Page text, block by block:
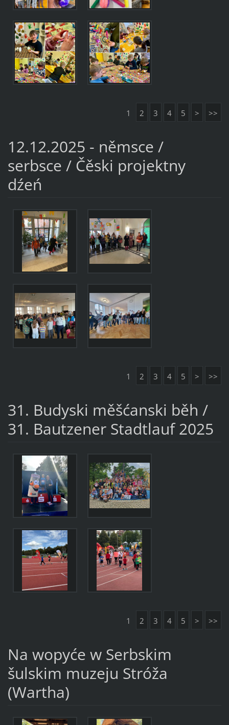
1 2 3 4 5 > >>
12.12.2025 - němsce /
serbsce / Čěski projektny
dźeń
1 2 3 4 5 > >>
31. Budyski měšćanski běh /
31. Bautzener Stadtlauf 2025
1 2 3 4 5 > >>
Na wopyće w Serbskim
šulskim muzeju Stróža
(Wartha)